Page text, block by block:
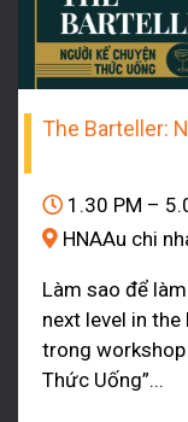
The Barteller:
1.30 PM –
HNAAu chi
Làm sao để
next level in the
trong workshop
Thức Uống”...